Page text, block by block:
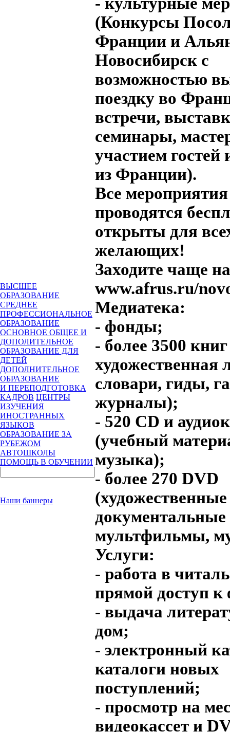
ВЫСШЕЕ
ОБРАЗОВАНИЕ
СРЕДНЕЕ
ПРОФЕССИОНАЛЬНОЕ
ОБРАЗОВАНИЕ
ОСНОВНОЕ ОБЩЕЕ И
ДОПОЛИТЕЛЬНОЕ
ОБРАЗОВАНИЕ ДЛЯ
ДЕТЕЙ
ДОПОЛНИТЕЛЬНОЕ
ОБРАЗОВАНИЕ
И ПЕРЕПОДГОТОВКА
КАДРОВ ЦЕНТРЫ
ИЗУЧЕНИЯ
ИНОСТРАННЫХ
ЯЗЫКОВ
ОБРАЗОВАНИЕ ЗА
РУБЕЖОМ
АВТОШКОЛЫ
ПОМОЩЬ В ОБУЧЕНИИ
Наши баннеры
(Конкурсы
Франции и
Новосибирск с
возможностью
поездку во
встречи,
семинары,
участием гостей
из Франции).
Все
проводятся
открыты для
желающих!
Заходите чаще на
www.afrus.ru/
Медиатека:
- фонды;
- более 3500
художественная
словари, гиды,
журналы);
- 520 СD и
(учебный
музыка);
- более 270 DVD
мультфильмы,
Услуги:
- работа в
прямой доступ
- выдача
дом;
- электронный
каталоги новых
поступлений;
- просмотр на
видеокассет и